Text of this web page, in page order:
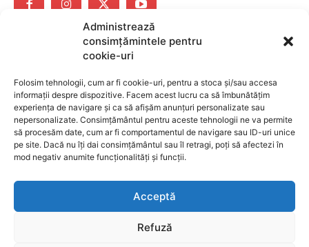
Administrează
consimțămintele pentru
cookie-uri
Folosim tehnologii, cum ar fi cookie-uri, pentru a stoca și/sau accesa
informații despre dispozitive. Facem acest lucru ca să îmbunătățim
experiența de navigare și ca să afișăm anunțuri personalizate sau
nepersonalizate. Consimțământul pentru aceste tehnologii ne va permite
să procesăm date, cum ar fi comportamentul de navigare sau ID-uri unice
pe site. Dacă nu îți dai consimțământul sau îl retragi, poți să afectezi în
mod negativ anumite funcționalități și funcții.
Acceptă
Refuză
Furtunile puternice lovesc Brașovul: copaci
prăbușiți și garaje inundate
UTILE BRASOV 8 august 2026
Fenomene meteo extreme afectează Brașovul:
Copaci doborâți, drumuri blocate și garaje
inundate
Debut problematic pentru noul tren electric